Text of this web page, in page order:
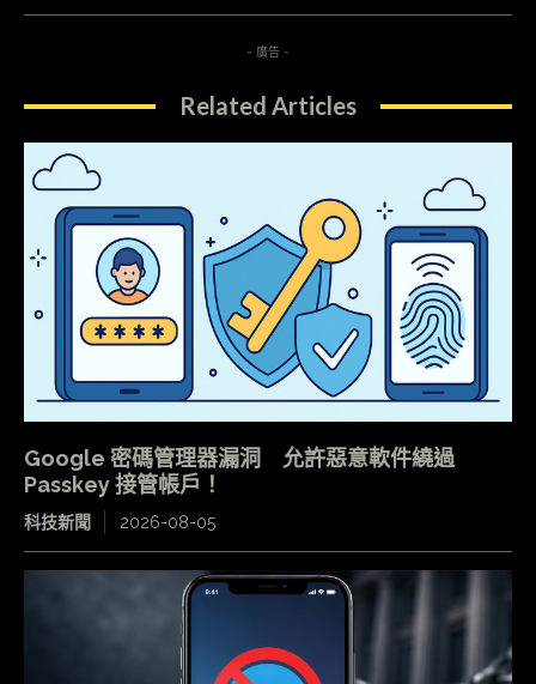
- 廣告 -
Related Articles
Google 密碼管理器漏洞 允許惡意軟件繞過
Passkey 接管帳戶！
科技新聞 2026-08-05